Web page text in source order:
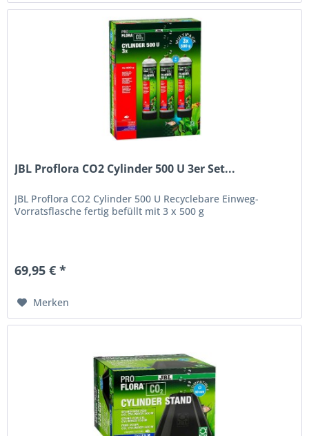
JBL Proflora CO2 Cylinder 500 U 3er Set...
JBL Proflora CO2 Cylinder 500 U Recyclebare Einweg-
Vorratsflasche fertig befüllt mit 3 x 500 g
69,95 € *
Merken